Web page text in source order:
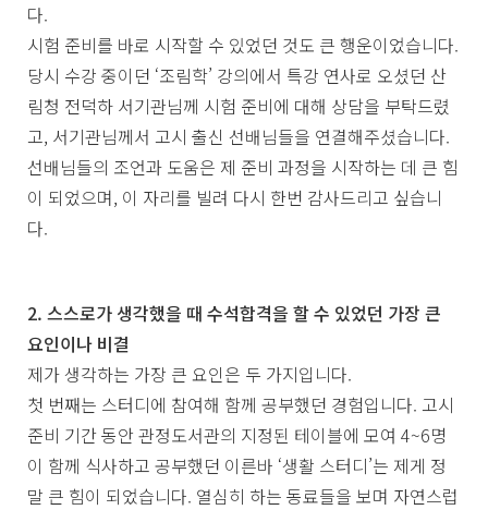
다.
시험 준비를 바로 시작할 수 있었던 것도 큰 행운이었습니다.
당시 수강 중이던 ‘조림학’ 강의에서 특강 연사로 오셨던 산
림청 전덕하 서기관님께 시험 준비에 대해 상담을 부탁드렸
고, 서기관님께서 고시 출신 선배님들을 연결해주셨습니다.
선배님들의 조언과 도움은 제 준비 과정을 시작하는 데 큰 힘
이 되었으며, 이 자리를 빌려 다시 한번 감사드리고 싶습니
다.
2. 스스로가 생각했을 때 수석합격을 할 수 있었던 가장 큰
요인이나 비결
제가 생각하는 가장 큰 요인은 두 가지입니다.
첫 번째는 스터디에 참여해 함께 공부했던 경험입니다. 고시
준비 기간 동안 관정도서관의 지정된 테이블에 모여 4~6명
이 함께 식사하고 공부했던 이른바 ‘생활 스터디’는 제게 정
말 큰 힘이 되었습니다. 열심히 하는 동료들을 보며 자연스럽